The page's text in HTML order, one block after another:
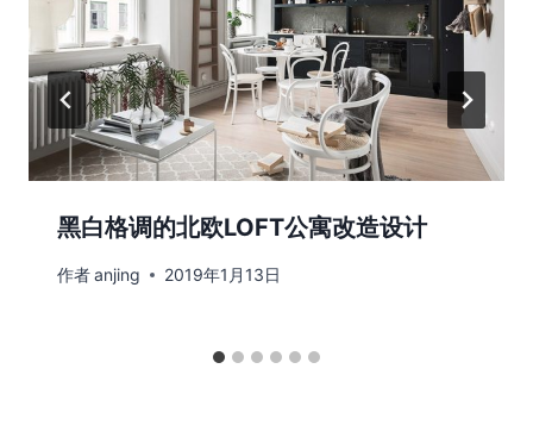
黑白格调的北欧LOFT公寓改造设计
作者anjing 2019年1月13日